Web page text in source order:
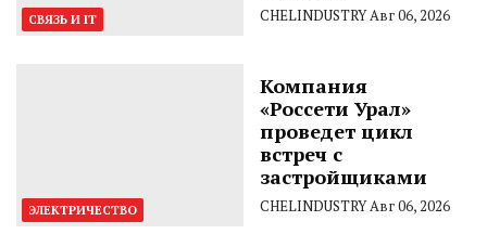
СВЯЗЬ И IT CHELINDUSTRYАвг 06, 2026
ЭЛЕКТРИЧЕСТВО
Компания
«Россети Урал»
проведет цикл
встреч с
застройщиками
CHELINDUSTRYАвг 06, 2026